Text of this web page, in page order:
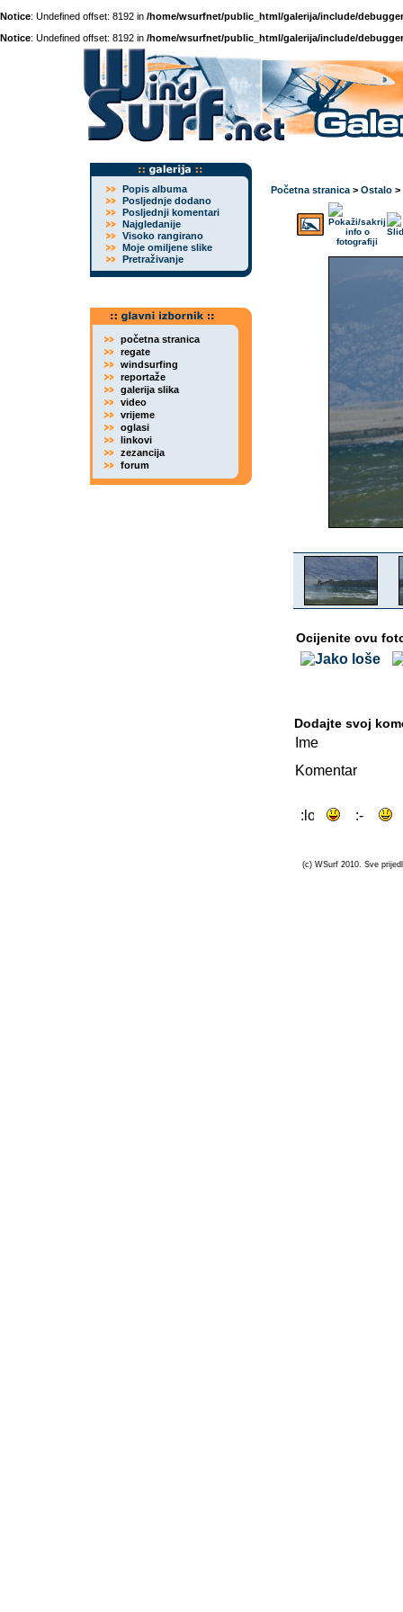
Notice: Undefined offset: 8192 in /home/wsurfnet/public_html/galerija/include/
Notice: Undefined offset: 8192 in /home/wsurfnet/public_html/galerija/include/
Popis albuma
Posljednje dodano
Posljednji komentari
Najgledanije
Visoko rangirano
Moje omiljene slike
Pretraživanje
početna stranica
regate
windsurfing
reportaže
galerija slika
video
vrijeme
oglasi
linkovi
zezancija
forum
Početna stranica > Ostalo >
Ocijenite ovu
Dodajte svoj
Ime
Komentar
(c) WSurf 2010. Sve